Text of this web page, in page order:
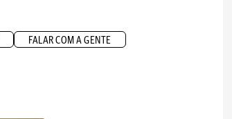
FALAR COM A GENTE